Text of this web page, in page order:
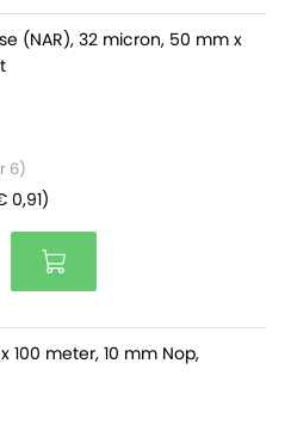
(NAR), 32 micron, 50 mm x
6)
0,91)
100 meter, 10 mm Nop,